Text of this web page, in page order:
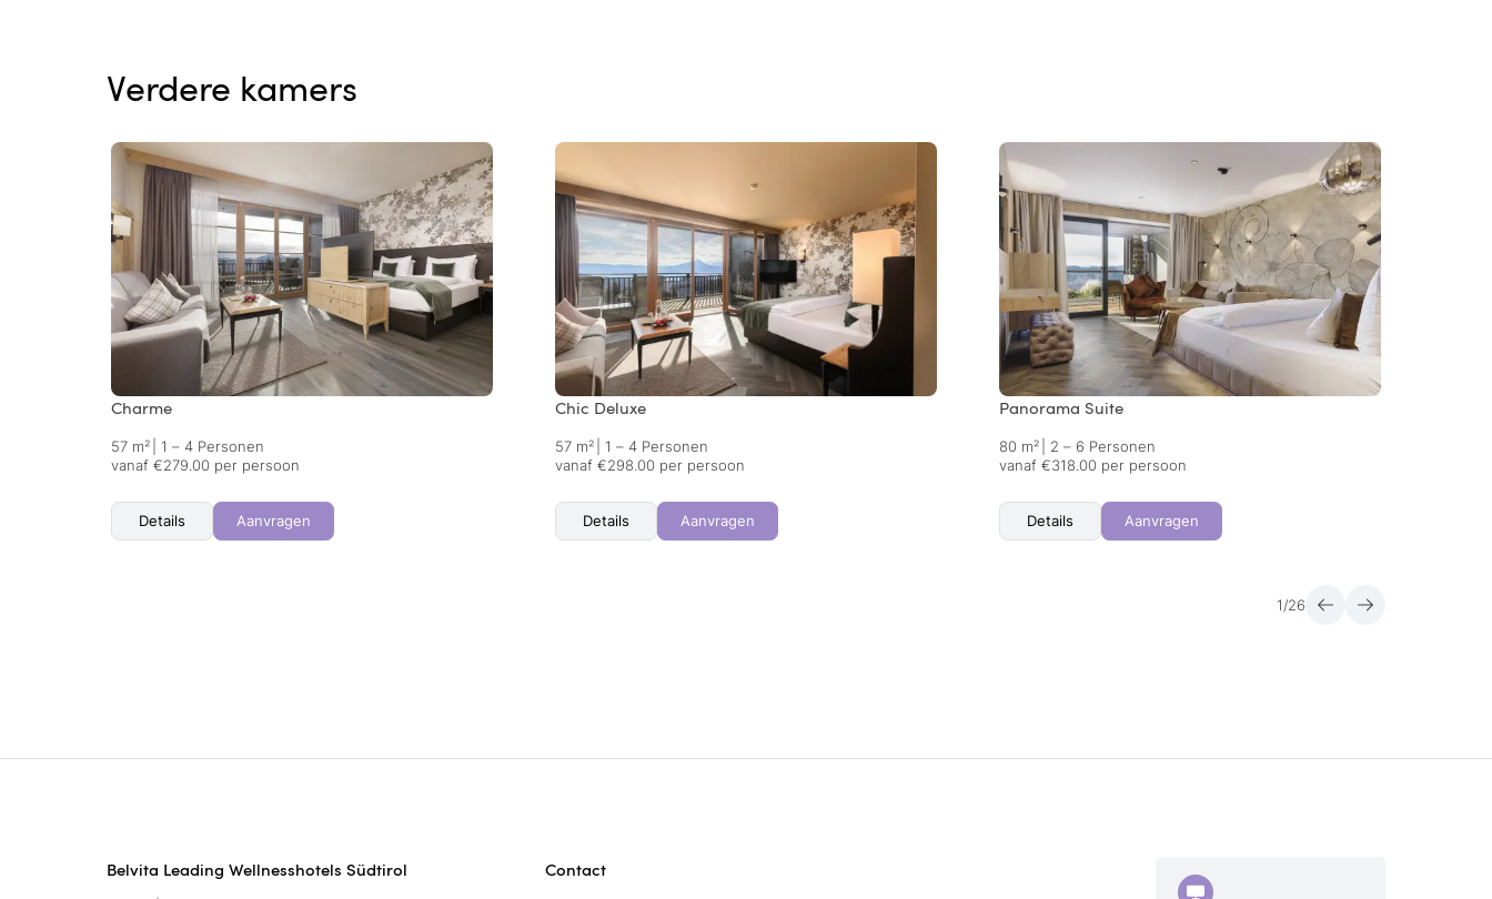
Verdere kamers
Charme
57 m²
1 – 4 Personen
vanaf €279.00 per persoon
Details Aanvragen
Chic Deluxe
57 m²
1 – 4 Personen
vanaf €298.00 per persoon
Details Aanvragen
Panorama Suite
80 m²
2 – 6 Personen
vanaf €318.00 per persoon
Details Aanvragen
1 /26
Belvita Leading Wellnesshotels Südtirol Contact